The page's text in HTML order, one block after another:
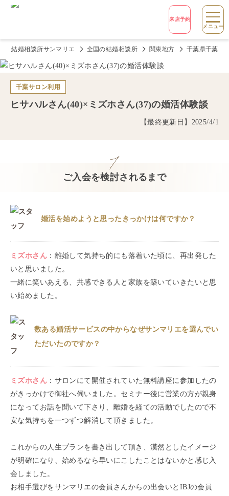
来店予約
メニュー
結婚相談所サンマリエ 全国の結婚相談所 関東地方 千葉県千葉市
千葉サロン利用
ヒサハルさん(40)× ミズホさん(37)の婚活体験談
【最終更新日】 2025/4/1
ご入会を検討されるまで
婚活を始めようと思ったきっかけは何ですか？
ミズホさん ： 離婚して気持ち的にも落着いた頃に、再出発した
いと思いました。
一緒に笑いあえる、共感できる人と家族を築いていきたいと思
い始めました。
数ある婚活サービスの中からなぜサンマリエを選んでい
ただいたのですか？
ミズホさん ： サロンにて開催されていた無料講座に参加したの
がきっかけで御社へ伺いました。セミナー後に営業の方が親身
になってお話を聞いて下さり、離婚を経ての活動でしたので不
安な気持ちを一つずつ解消して頂きました。
これからの人生プランを書き出して頂き、漠然としたイメージ
が明確になり、始めるなら早いにこしたことはないかと感じ入
会しました。
お相手選びをサンマリエの会員さんからの出会いとIBJの会員